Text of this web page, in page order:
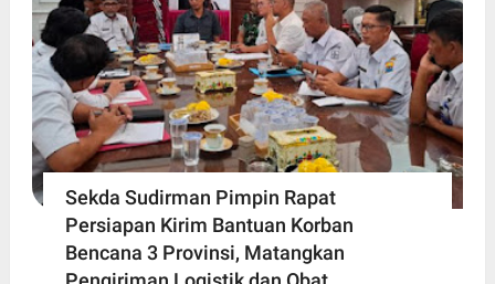
Sekda Sudirman Pimpin Rapat
Persiapan Kirim Bantuan Korban
Bencana 3 Provinsi, Matangkan